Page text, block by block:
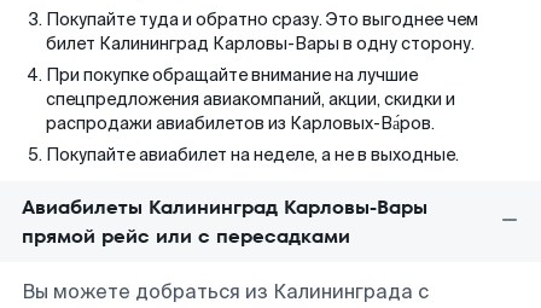
Покупайте туда и обратно сразу. Это выгоднее чем
билет Калининград Карловы-Вары в одну сторону.
При покупке обращайте внимание на лучшие
спецпредложения авиакомпаний, акции, скидки и
распродажи авиабилетов из Карловых-Ва́ров.
Покупайте авиабилет на неделе, а не в выходные.
Авиабилеты Калининград Карловы-Вары
прямой рейс или с пересадками
Вы можете добраться из Калининграда с